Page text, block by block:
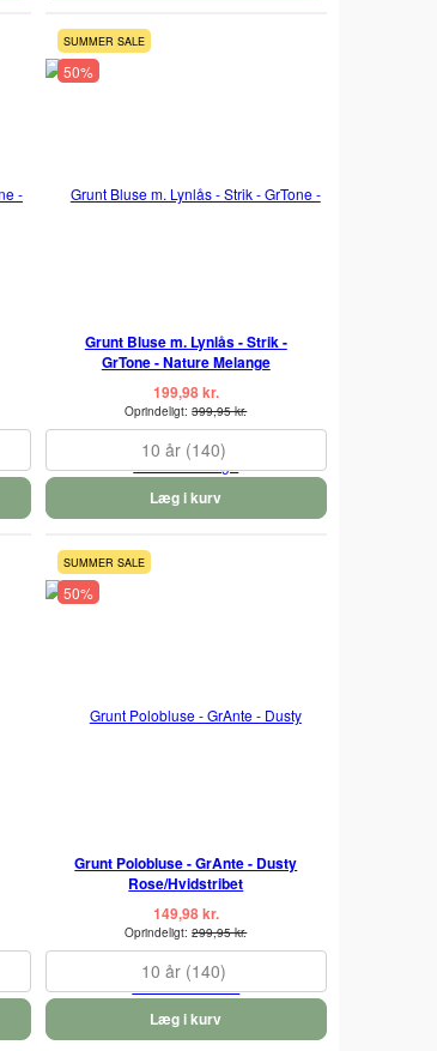
SUMMER SALE
50%
Grunt Bluse m. Lynlås - Strik -
GrTone - Nature Melange
199,98 kr.
Oprindeligt:399,95 kr.
10 år (140)
Læg i kurv
SUMMER SALE
50%
Grunt Polobluse - GrAnte - Dusty
Rose/Hvidstribet
149,98 kr.
Oprindeligt:299,95 kr.
10 år (140)
Læg i kurv